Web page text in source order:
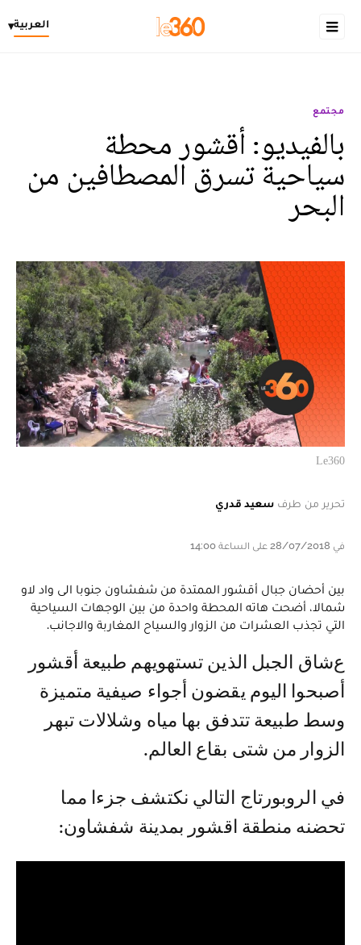
العربية▾
مجتمع
بالفيديو: أقشور محطة
سياحية تسرق المصطافين من
البحر
Le360
تحرير من طرف سعيد قدري
في 28/07/2018 على الساعة 14:00
بين أحضان جبال أقشور الممتدة من شفشاون جنوبا الى واد لاو
شمالا، أضحت هاته المحطة واحدة من بين الوجهات السياحية
التي تجذب العشرات من الزوار والسياح المغاربة والاجانب.
عشاق الجبل الذين تستهويهم طبيعة أقشور
أصبحوا اليوم يقضون أجواء صيفية متميزة
وسط طبيعة تتدفق بها مياه وشلالات تبهر
الزوار من شتى بقاع العالم.
في الروبورتاج التالي نكتشف جزءا مما
تحضنه منطقة اقشور بمدينة شفشاون: